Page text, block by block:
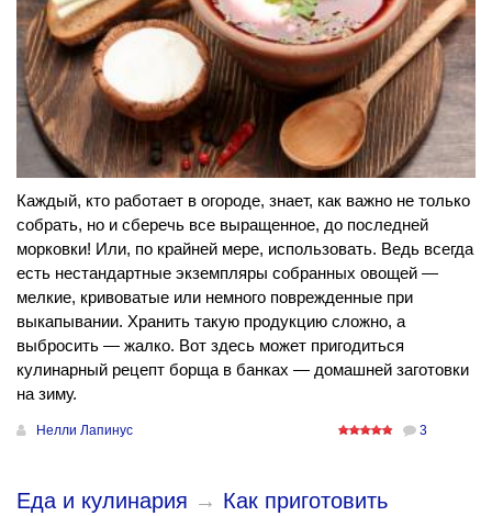
Каждый, кто работает в огороде, знает, как важно не только
собрать, но и сберечь все выращенное, до последней
морковки! Или, по крайней мере, использовать. Ведь всегда
есть нестандартные экземпляры собранных овощей —
мелкие, кривоватые или немного поврежденные при
выкапывании. Хранить такую продукцию сложно, а
выбросить — жалко. Вот здесь может пригодиться
кулинарный рецепт борща в банках — домашней заготовки
на зиму.
Нелли Лапинус 3
Еда и кулинария → Как приготовить